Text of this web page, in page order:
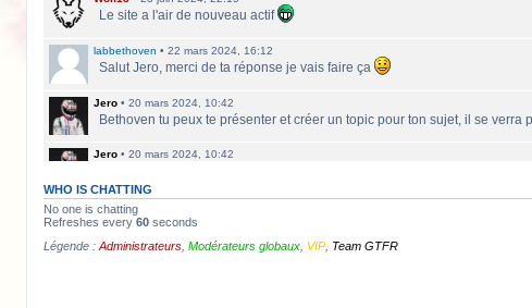
Le site a l'air de nouveau actif
labbethoven •22 mars 2024, 16:12
Salut Jero, merci de ta réponse je vais faire ça
Jero •20 mars 2024, 10:42
Bethoven tu peux te présenter et créer un topic pour ton sujet, il se
Jero •20 mars 2024, 10:42
labbethoven
Hello, des fans d'Alsace Village ? C'est quoi votre record avec une
WHO IS CHATTING
No one is chatting
Refreshes every60 seconds
Légende :Administrateurs ,Modérateurs globaux VIP, Team GTFR